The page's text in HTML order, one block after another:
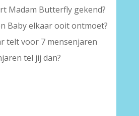
Madam Butterfly gekend?
Baby elkaar ooit ontmoet?
telt voor 7 mensenjaren
tel jij dan?